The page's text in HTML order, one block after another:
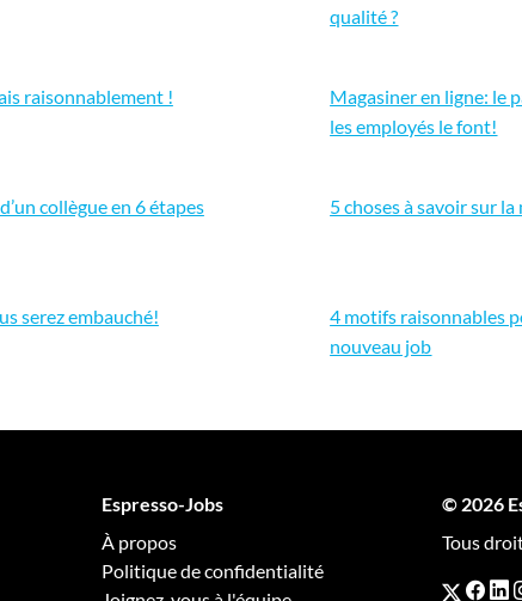
qualité ?
raisonnablement !
Magasiner en ligne: le
les employés le font!
collègue en 6 étapes 5 choses à savoir sur
serez embauché!
4 motifs raisonnables
nouveau job
Espresso-Jobs
À propos
Politique de confidentialité
© 2026
Tous